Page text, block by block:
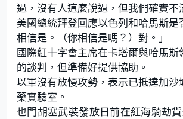
過，沒有人這麼說過，但我們確實不
美國總統拜登回應以色列和哈馬斯
相信是。（你相信是嗎？）對。」
國際紅十字會主席在卡塔爾與哈馬
的談判，但準備好提供協助。
以軍沒有放慢攻勢，表示已抵達加
藥實驗室。
也門胡塞武裝發放日前在紅海騎劫